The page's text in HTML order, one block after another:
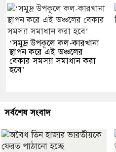
‘সমুদ্র উপকূলে কল-কারখানা
স্থাপন করে এই অঞ্চলের
বেকার সমস্যা সমাধান করা
হবে’
সর্বশেষ সংবাদ